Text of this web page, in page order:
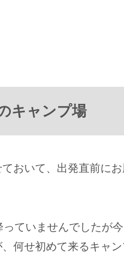
キャンプ場
おいて、出発直前に
ていませんでしたが
何せ初めて来るキャ